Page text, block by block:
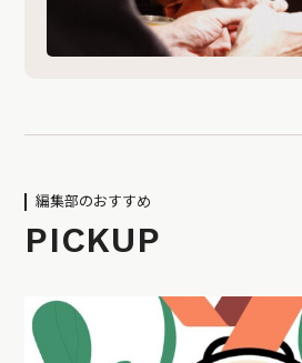
編集部のおすすめ
PICKUP